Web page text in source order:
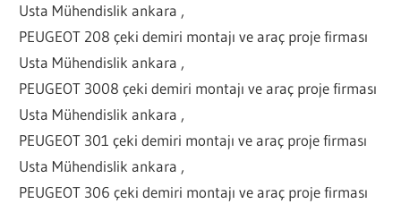
Usta Mühendislik ankara ,
PEUGEOT 208 çeki demiri montajı ve araç proje firması
Usta Mühendislik ankara ,
PEUGEOT 3008 çeki demiri montajı ve araç proje firması
Usta Mühendislik ankara ,
PEUGEOT 301 çeki demiri montajı ve araç proje firması
Usta Mühendislik ankara ,
PEUGEOT 306 çeki demiri montajı ve araç proje firması